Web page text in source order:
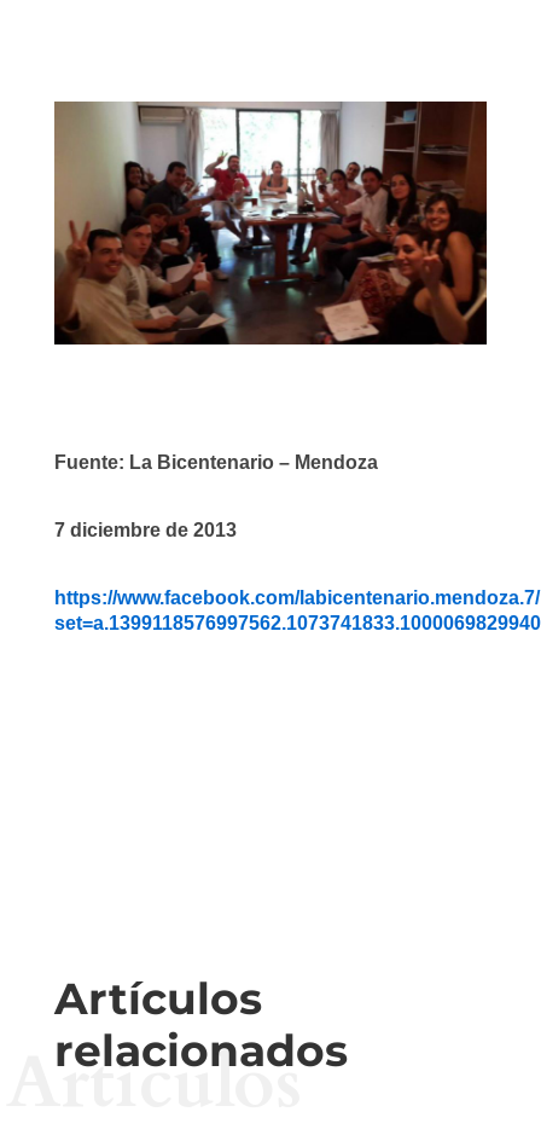
Fuente: La Bicentenario – Mendoza
7 diciembre de 2013
https://www.facebook.com/
Artículos
relacionados
Artículos